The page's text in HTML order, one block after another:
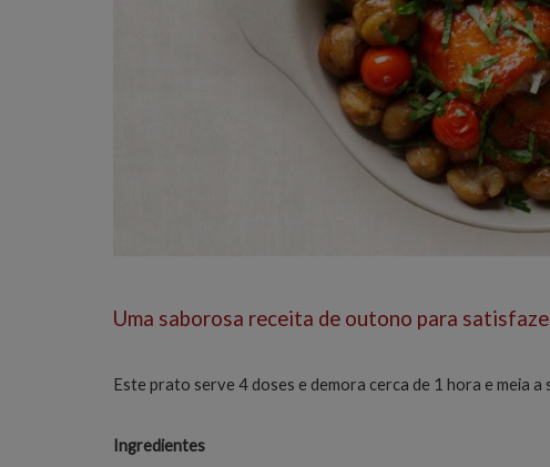
Uma saborosa receita de outono para
Este prato serve 4 doses e demora cerca de 1 hora e meia
Ingredientes